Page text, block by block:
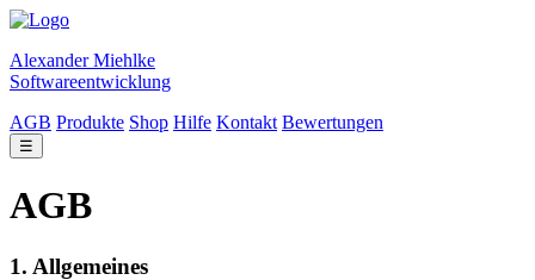
Alexander Miehlke
Softwareentwicklung
AGB Produkte Shop Hilfe Kontakt Bewertungen
☰
AGB
1. Allgemeines